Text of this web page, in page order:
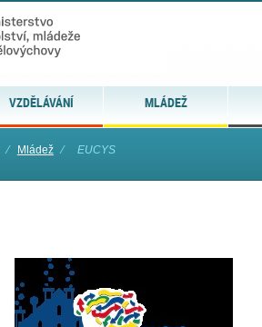
VZDĚLÁVÁNÍ MLÁDEŽ
⁄ Mládež ⁄ EUCYS